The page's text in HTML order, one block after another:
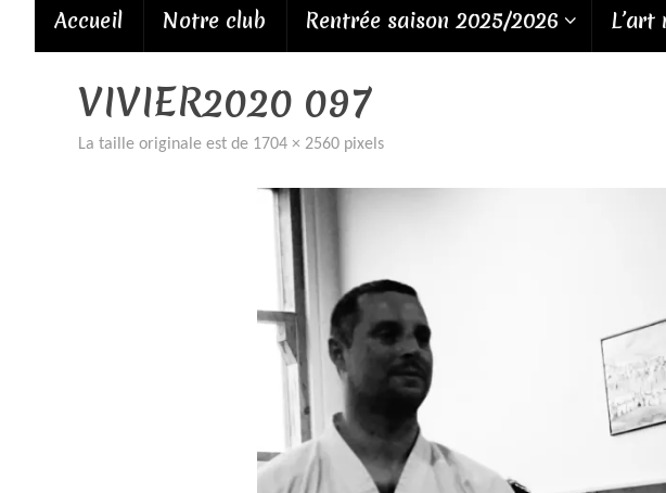
Accueil Notre club Rentrée saison 2025/2026
VIVIER2020 097
La taille originale est de 1704 × 2560 pixels